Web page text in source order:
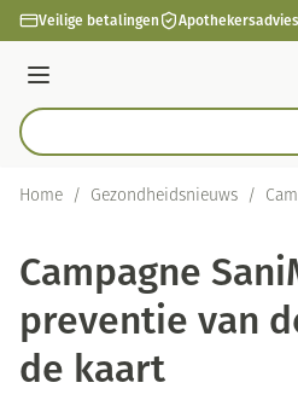
Ga naar de inhoud
Veilige betalingen Apothekersadvies
Menu
Product, merk, categorie...
Home / Gezondheidsnieuws /
Campagne
preventie van
de kaart